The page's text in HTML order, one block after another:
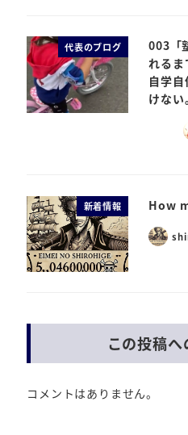
代表のブログ
003「
れるま
自学
けない。
新着情報 How
この投稿へ
コメントはありません。